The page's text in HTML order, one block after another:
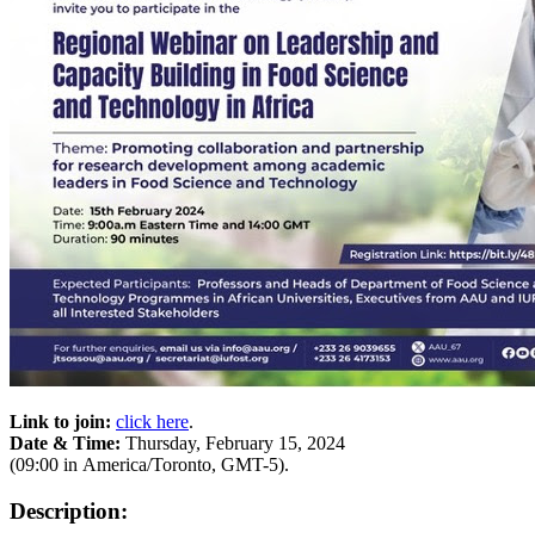
Link to join: click here.
Date & Time: Thursday, February 15, 2024
(09:00 in America/Toronto, GMT-5).
Description: